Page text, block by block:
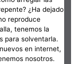
¿Ha dejado
reproduce
tenemos la
para solventarla.
en internet,
nosotros.